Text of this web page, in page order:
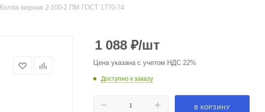
Колба мерная 2-100-2 ПМ ГОСТ 1770-74
1 088 ₽/шт
Цена указана с учетом НДС 22%
Доступно к заказу
В КОРЗИНУ